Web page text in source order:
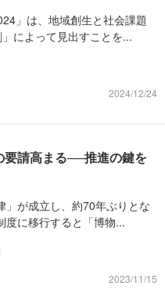
」は、地域創生と社会課題
によって見出すことを...
2024/12/24
要請高まる──推進の鍵を
が成立し、約70年ぶりとな
度に移行すると「博物...
2023/11/15